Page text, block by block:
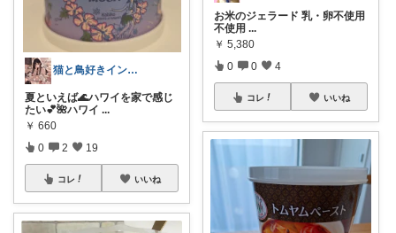
猫と鳥好きインテリア初心者mako
夏といえば🌊ハワイを家で感じ
たい💕🌺ハワイ ...
￥ 660
0 2 19
コレ いいね
お米のジェラード 乳・卵不使用
不使用 ...
￥ 5,380
0 0 4
コレ いいね